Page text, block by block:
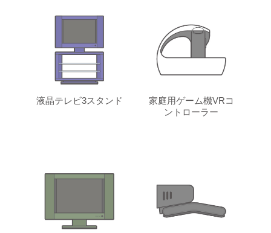
液晶テレビ3スタンド
家庭用ゲーム機VRコ
ントローラー